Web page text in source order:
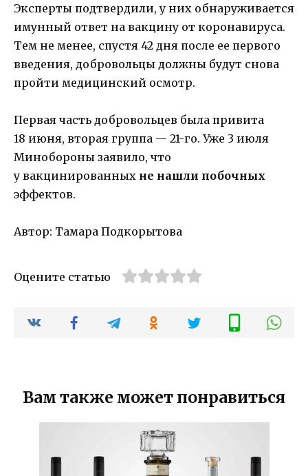
Эксперты подтвердили, у них обнаруживается
имунный ответ на вакцину от коронавируса.
Тем не менее, спустя 42 дня после ее первого
введения, добровольцы должны будут снова
пройти медицинский осмотр.
Первая часть добровольцев была привита
18 июня, вторая группа — 21-го. Уже 3 июля
Минобороны заявило, что
у вакцинированных не нашли побочных
эффектов.
Автор: Тамара Подкорытова
Оцените статью
Вам также может понравиться